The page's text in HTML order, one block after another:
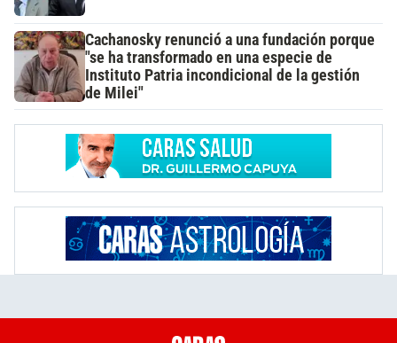
Cachanosky renunció a una fundación porque
"se ha transformado en una especie de
Instituto Patria incondicional de la gestión
de Milei"